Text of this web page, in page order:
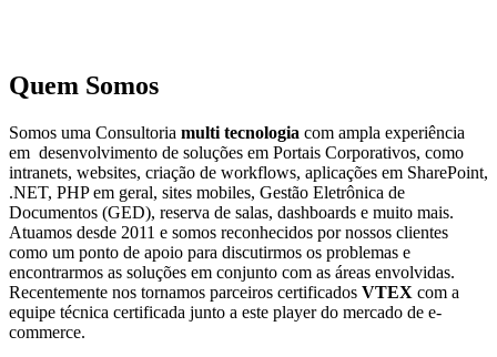
Quem Somos
Somos uma Consultoria multi tecnologia com ampla experiência
em desenvolvimento de soluções em Portais Corporativos, como
intranets, websites, criação de workflows, aplicações em SharePoint,
.NET, PHP em geral, sites mobiles, Gestão Eletrônica de
Documentos (GED), reserva de salas, dashboards e muito mais.
Atuamos desde 2011 e somos reconhecidos por nossos clientes
como um ponto de apoio para discutirmos os problemas e
encontrarmos as soluções em conjunto com as áreas envolvidas.
Recentemente nos tornamos parceiros certificados VTEX com a
equipe técnica certificada junto a este player do mercado de e-
commerce.